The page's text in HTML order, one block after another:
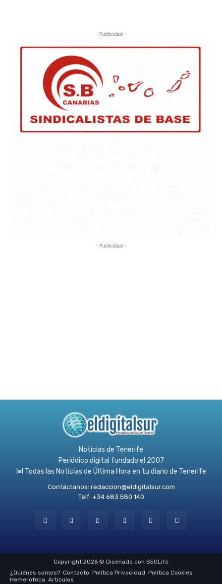
- Publicidad -
- Publicidad -
Noticias de Tenerife
Periódico digital fundado el 2007
l≡l Todas las Noticias de Última Hora en tu diario de Tenerife
Contáctanos: redaccion@eldigitalsur.com
Telf: +34 683 580 140
Copyright 2026 © Diseñado con SEOLife
¿Quiénes somos? Contacto Política Privacidad Política Cookies
Hemeroteca Artículos